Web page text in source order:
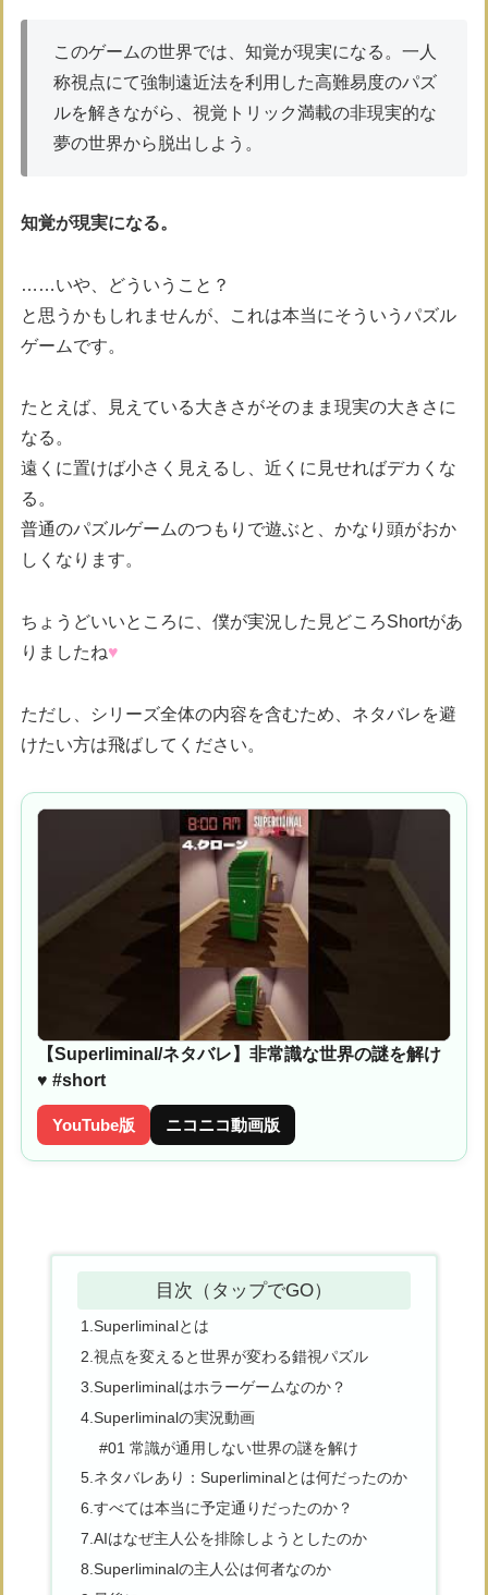
このゲームの世界では、知覚が現実になる。一人
称視点にて強制遠近法を利用した高難易度のパズ
ルを解きながら、視覚トリック満載の非現実的な
夢の世界から脱出しよう。
知覚が現実になる。
……いや、どういうこと？
と思うかもしれませんが、これは本当にそういうパズル
ゲームです。
たとえば、見えている大きさがそのまま現実の大きさに
なる。
遠くに置けば小さく見えるし、近くに見せればデカくな
る。
普通のパズルゲームのつもりで遊ぶと、かなり頭がおか
しくなります。
ちょうどいいところに、僕が実況した見どころShortがあ
りましたね♥
ただし、シリーズ全体の内容を含むため、ネタバレを避
けたい方は飛ばしてください。
【Superliminal/ネタバレ】非常識な世界の謎を解け
♥ #short
YouTube版 ニコニコ動画版
目次（タップでGO）
1.Superliminalとは
2.視点を変えると世界が変わる錯視パズル
3.Superliminalはホラーゲームなのか？
4.Superliminalの実況動画
#01 常識が通用しない世界の謎を解け
5.ネタバレあり：Superliminalとは何だったのか
6.すべては本当に予定通りだったのか？
7.AIはなぜ主人公を排除しようとしたのか
8.Superliminalの主人公は何者なのか